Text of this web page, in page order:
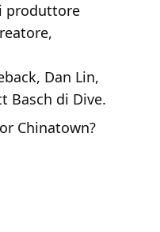
produttore
Dan Lin,
Basch di Dive.
Chinatown?